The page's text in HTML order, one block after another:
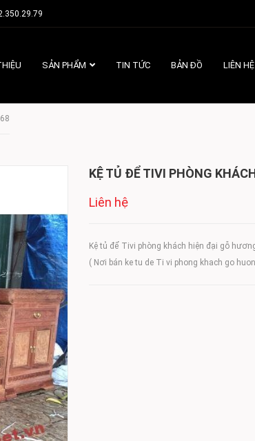
SẢN PHẨM TIN TỨC BẢN ĐỒ LIÊN HỆ
KỆ TỦ ĐỂ TIVI PHÒNG
Liên hệ
Kệ tủ để Tivi phòng khách hiện đại gỗ
( Nơi bán ke tu de Ti vi phong khach go